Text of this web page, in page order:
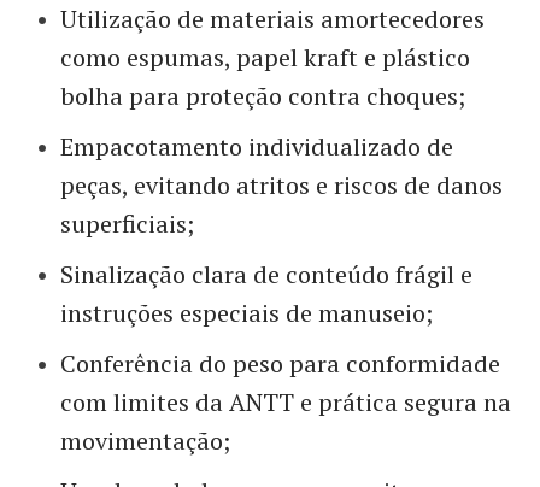
Utilização de materiais amortecedores
como espumas, papel kraft e plástico
bolha para proteção contra choques;
Empacotamento individualizado de
peças, evitando atritos e riscos de danos
superficiais;
Sinalização clara de conteúdo frágil e
instruções especiais de manuseio;
Conferência do peso para conformidade
com limites da ANTT e prática segura na
movimentação;